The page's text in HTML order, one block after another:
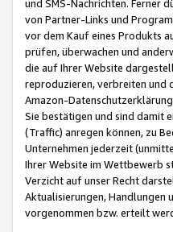
und SMS-Nachrichten. Ferner
von Partner-Links und
vor dem Kauf eines Produkts
prüfen, überwachen und
die auf Ihrer Website
reproduzieren, verbreiten und
Amazon-
Sie bestätigen und sind damit
(Traffic) anregen können, zu
Unternehmen jederzeit
Ihrer Website im Wettbewerb
Verzicht auf unser Recht
Aktualisierungen, Handlungen
vorgenommen bzw. erteilt